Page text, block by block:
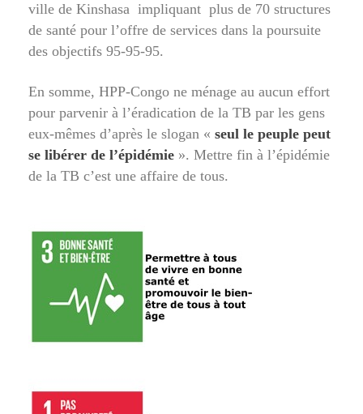
ville de Kinshasa impliquant plus de 70 structures
de santé pour l’offre de services dans la poursuite
des objectifs 95-95-95.
En somme, HPP-Congo ne ménage au aucun effort
pour parvenir à l’éradication de la TB par les gens
eux-mêmes d’après le slogan « seul le peuple peut
se libérer de l’épidémie ». Mettre fin à l’épidémie
de la TB c’est une affaire de tous.